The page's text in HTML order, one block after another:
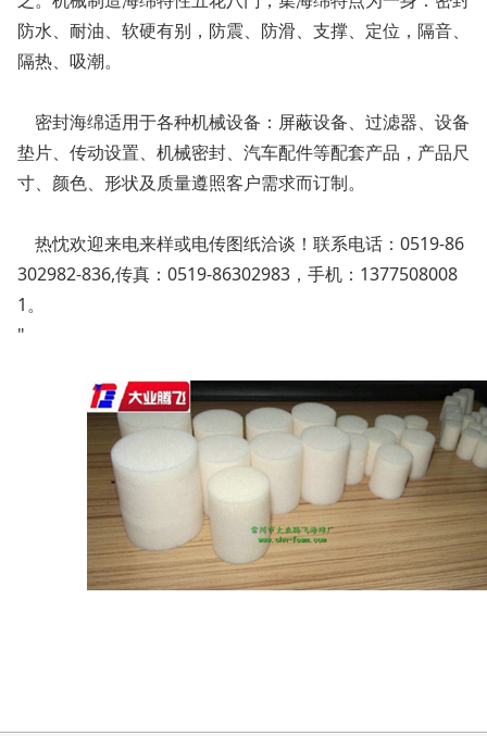
防水、耐油、软硬有别，防震、防滑、支撑、定位，隔音、
隔热、吸潮。
密封海绵适用于各种机械设备：屏蔽设备、过滤器、设备
垫片、传动设置、机械密封、汽车配件等配套产品，产品尺
寸、颜色、形状及质量遵照客户需求而订制。
热忱欢迎来电来样或电传图纸洽谈！联系电话：0519-86
302982-836,传真：0519-86302983，手机：1377508008
1。
"